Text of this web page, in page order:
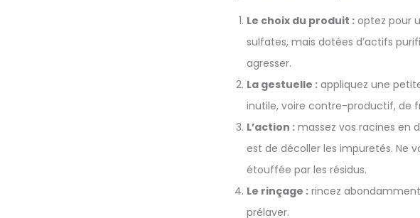
Le choix du produit : optez pour
sulfates, mais dotées d’actifs
agresser.
La gestuelle : appliquez une
inutile, voire contre-productif, de
L’action : massez vos racines en
est de décoller les impuretés. Ne
étouffée par les résidus.
Le rinçage : rincez
prélaver.